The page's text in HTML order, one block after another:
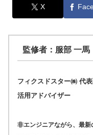
X
監修者：服部 一馬
フィクスドスター㈱ 代
活用アドバイザー
非エンジニアながら、最